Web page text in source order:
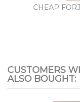
CHEAP
CUSTOMERS
ALSO BOUGHT: